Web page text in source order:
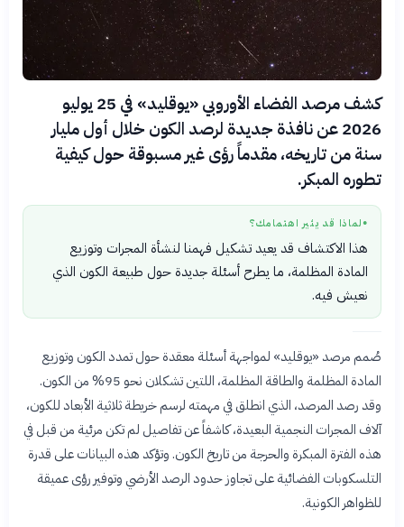
كشف مرصد الفضاء الأوروبي «يوقليد» في 25 يوليو
2026 عن نافذة جديدة لرصد الكون خلال أول مليار
سنة من تاريخه، مقدماً رؤى غير مسبوقة حول كيفية
تطوره المبكر.
● لماذا قد يثير اهتمامك؟
هذا الاكتشاف قد يعيد تشكيل فهمنا لنشأة المجرات وتوزيع
المادة المظلمة، ما يطرح أسئلة جديدة حول طبيعة الكون الذي
نعيش فيه.
صُمم مرصد «يوقليد» لمواجهة أسئلة معقدة حول تمدد الكون وتوزيع
المادة المظلمة والطاقة المظلمة، اللتين تشكلان نحو 95% من الكون.
وقد رصد المرصد، الذي انطلق في مهمته لرسم خريطة ثلاثية الأبعاد للكون،
آلاف المجرات النجمية البعيدة، كاشفاً عن تفاصيل لم تكن مرئية من قبل في
هذه الفترة المبكرة والحرجة من تاريخ الكون. وتؤكد هذه البيانات على قدرة
التلسكوبات الفضائية على تجاوز حدود الرصد الأرضي وتوفير رؤى عميقة
للظواهر الكونية.